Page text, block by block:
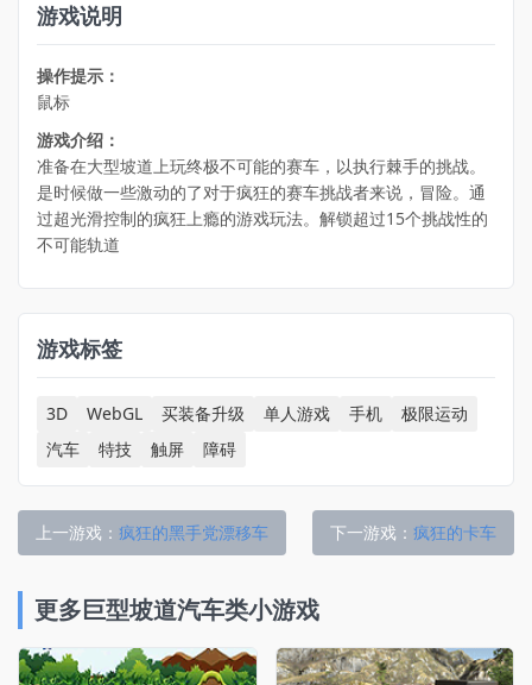
游戏说明
操作提示：
鼠标
游戏介绍：
准备在大型坡道上玩终极不可能的赛车，以执行棘手的挑战。
是时候做一些激动的了对于疯狂的赛车挑战者来说，冒险。通
过超光滑控制的疯狂上瘾的游戏玩法。解锁超过15个挑战性的
不可能轨道
游戏标签
3D WebGL 买装备升级 单人游戏 手机
极限运动
汽车
特技 触屏 障碍
上一游戏： 疯狂的黑手党漂移车 下一游戏： 疯狂的卡车
更多巨型坡道汽车类小游戏